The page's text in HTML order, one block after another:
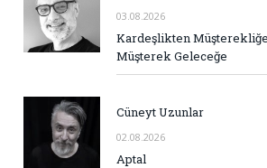
03.08.2026
Kardeşlikten
Müşterek Geleceğe
Cüneyt Uzunlar
02.08.2026
Aptal